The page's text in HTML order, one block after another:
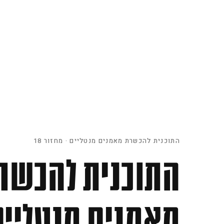
התוכנית להכשרת מאמנים מנטליים · מחזור 18
התוכנית